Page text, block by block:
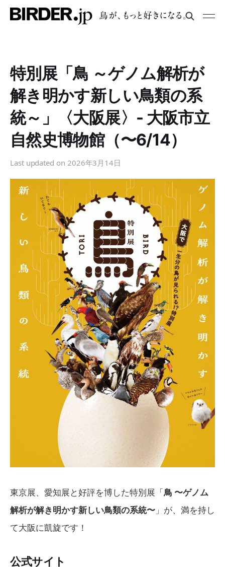
特別展「鳥 ～ゲノム解析が
解き明かす新しい鳥類の系
統～」〈大阪展〉- 大阪市立
自然史博物館（〜6/14）
Last updated on 2026年3月14日
東京展、愛知展と好評を博した特別展「鳥 〜ゲノム
解析が解き明かす新しい鳥類の系統〜 」が、満を持し
て大阪に凱旋です！
公式サイト